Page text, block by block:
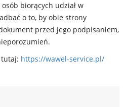
biorących udział w
o to, by obie strony
przed jego podpisaniem,
https://wawel-service.pl/